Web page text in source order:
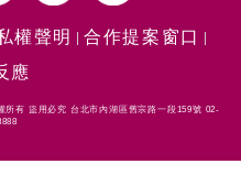
權聲明
合作提案窗口
應
有 盜用必究 台北市內湖區舊宗路一段159號 02-